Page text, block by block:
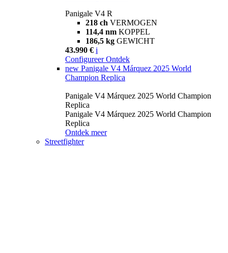
Panigale V4 R
218 ch VERMOGEN
114,4 nm KOPPEL
186,5 kg GEWICHT
43.990 € i
Configureer Ontdek
new Panigale V4 Márquez 2025 World
Champion Replica
Panigale V4 Márquez 2025 World Champion
Replica
Panigale V4 Márquez 2025 World Champion
Replica
Ontdek meer
Streetfighter